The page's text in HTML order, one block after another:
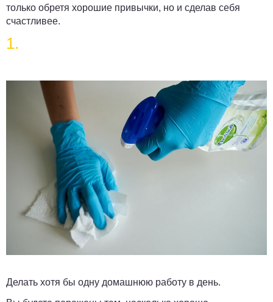
только обретя хорошие привычки, но и сделав себя
счастливее.
1.
Делать хотя бы одну домашнюю работу в день.